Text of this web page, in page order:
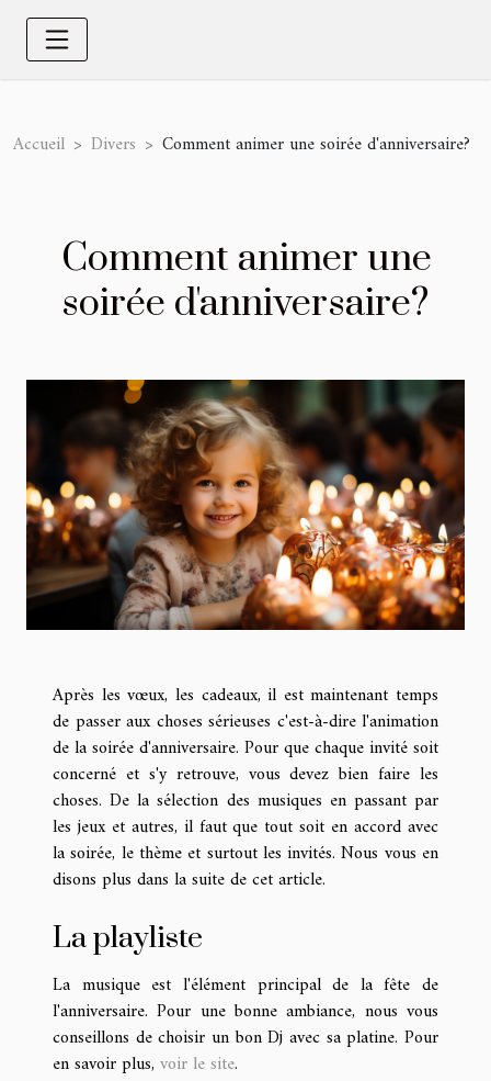
Accueil Divers Comment animer une soirée d'anniversaire?
Comment animer une
soirée d'anniversaire?
Après les vœux, les cadeaux, il est maintenant temps
de passer aux choses sérieuses c'est-à-dire l'animation
de la soirée d'anniversaire. Pour que chaque invité soit
concerné et s'y retrouve, vous devez bien faire les
choses. De la sélection des musiques en passant par
les jeux et autres, il faut que tout soit en accord avec
la soirée, le thème et surtout les invités. Nous vous en
disons plus dans la suite de cet article.
La playliste
La musique est l'élément principal de la fête de
l'anniversaire. Pour une bonne ambiance, nous vous
conseillons de choisir un bon Dj avec sa platine. Pour
en savoir plus, voir le site.